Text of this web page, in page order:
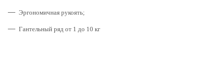
Эргономичная рукоять;
Гантельный ряд от 1 до 10 кг